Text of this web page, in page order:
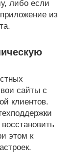
либо если
из
сайты с
клиентов.
этом к